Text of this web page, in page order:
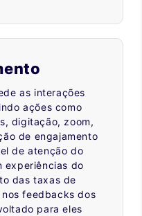
as interações
ações como
digitação, zoom,
de engajamento
de atenção do
experiências do
das taxas de
feedbacks dos
para eles